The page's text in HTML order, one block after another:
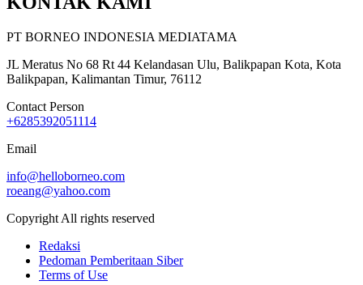
PT BORNEO INDONESIA MEDIATAMA
JL Meratus No 68 Rt 44 Kelandasan Ulu, Balikpapan Kota, Kota
Balikpapan, Kalimantan Timur, 76112
Contact Person
+6285392051114
Email
info@helloborneo.com
roeang@yahoo.com
Copyright All rights reserved
Redaksi
Pedoman Pemberitaan Siber
Terms of Use